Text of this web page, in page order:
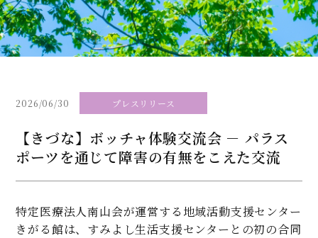
2026/06/30 プレスリリース
【きづな】ボッチャ体験交流会 － パラス
ポーツを通じて障害の有無をこえた交流
特定医療法人南山会が運営する地域活動支援センター
きがる館は、すみよし生活支援センターとの初の合同